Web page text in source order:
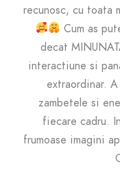
recunosc, cu toata
Cum as
decat
interactiune si
extraordinar.
zambetele si
fiecare cadru.
frumoase imagini